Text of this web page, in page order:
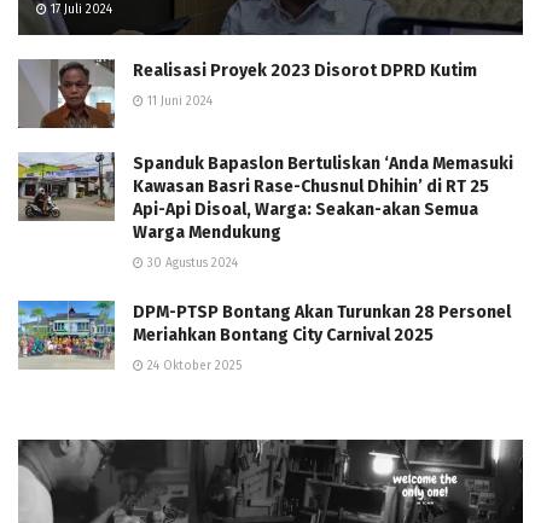
17 Juli 2024
Realisasi Proyek 2023 Disorot DPRD Kutim
11 Juni 2024
Spanduk Bapaslon Bertuliskan ‘Anda Memasuki
Kawasan Basri Rase-Chusnul Dhihin’ di RT 25
Api-Api Disoal, Warga: Seakan-akan Semua
Warga Mendukung
30 Agustus 2024
DPM-PTSP Bontang Akan Turunkan 28 Personel
Meriahkan Bontang City Carnival 2025
24 Oktober 2025